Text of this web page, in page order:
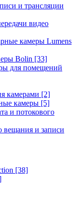
и трансляции
видео
камеры Lumens
Bolin [33]
для помещений
камерами [2]
камеры [5]
и потокового
вещания и записи
[38]